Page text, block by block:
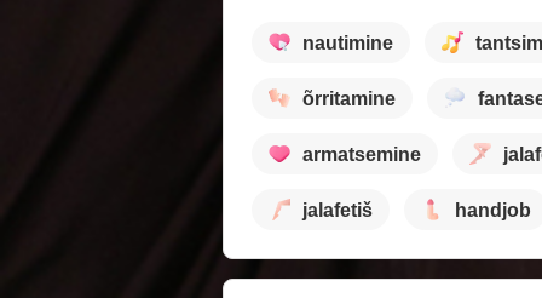
nautimine
õrritamine
armatsemine
jalafetiš handjob